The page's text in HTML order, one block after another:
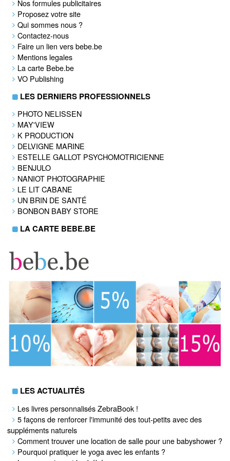
Nos formules publicitaires
Proposez votre site
Qui sommes nous ?
Contactez-nous
Faire un lien vers bebe.be
Mentions legales
La carte Bebe.be
VO Publishing
LES DERNIERS PROFESSIONNELS
PHOTO NELISSEN
MAY'VIEW
K PRODUCTION
DELVIGNE MARINE
ESTELLE GALLOT PSYCHOMOTRICIENNE
BENJULO
NANIOT PHOTOGRAPHIE
LE LIT CABANE
UN BRIN DE SANTÉ
BONBON BABY STORE
LA CARTE BEBE.BE
LES ACTUALITÉS
Les livres personnalisés ZebraBook !
5 façons de renforcer l'immunité des tout-petits avec des
suppléments naturels
Comment trouver une location de salle pour une babyshower ?
Pourquoi pratiquer le yoga avec les enfants ?